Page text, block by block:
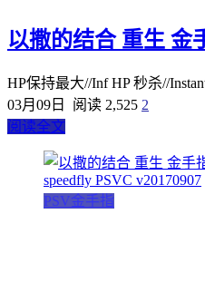
以撒的结合 重生 金
HP保持最大//Inf HP 秒杀//
03月09日
阅读 2,525 2
阅读全文
PSV金手指